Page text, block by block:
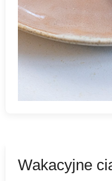
Wakacyjne